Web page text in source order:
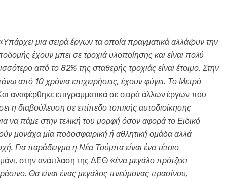
μια σειρά έργων τα οποία πραγματικά αλλάζουν την
έχουν μπει σε τροχιά υλοποίησης και είναι πολύ
από το 82% της σταθερής τροχιάς είναι έτοιμο. Στην
από 10 χρόνια επιχειρήσεις, έχουν φύγει. Το Μετρό
αναφέρθηκε επιγραμματικά σε σειρά άλλωνέργων που
η διαβούλευση σε επίπεδο τοπικής αυτοδιοίκησης
να πάμε στην τελική του μορφή όσον αφορά το Ειδικό
μονάχα μία ποδοσφαιρική ή αθλητική ομάδα αλλά
Για παράδειγμα η Νέα Τούμπα είναι ένα τέτοιο
στην ανάπλαση της ΔΕΘ «ένα μεγάλο πρότζεκτ
Θα είναι ένας μεγάλος πνεύμονας πρασίνου,